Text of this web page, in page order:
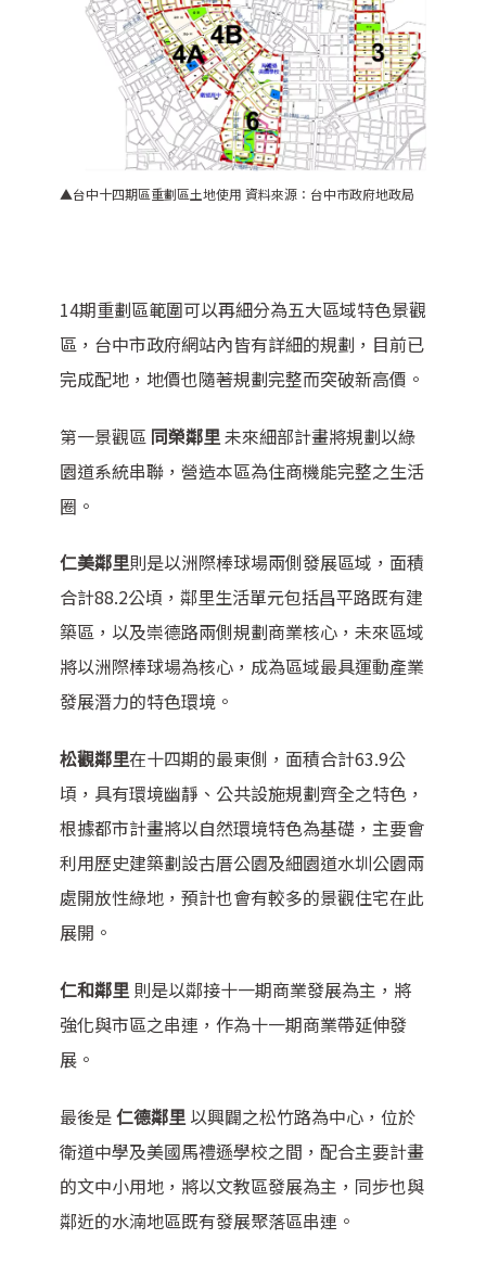
▲台中十四期區重劃區土地使用 資料來源：台中市政府地政局
14期重劃區範圍可以再細分為五大區域特色景觀
區，台中市政府網站內皆有詳細的規劃，目前已
完成配地，地價也隨著規劃完整而突破新高價。
第一景觀區 同榮鄰里未來細部計畫將規劃以綠
園道系統串聯，營造本區為住商機能完整之生活
圈。
仁美鄰里則是以洲際棒球場兩側發展區域，面積
合計88.2公頃，鄰里生活單元包括昌平路既有建
築區，以及崇德路兩側規劃商業核心，未來區域
將以洲際棒球場為核心，成為區域最具運動產業
發展潛力的特色環境。
松觀鄰里在十四期的最東側，面積合計63.9公
頃，具有環境幽靜、公共設施規劃齊全之特色，
根據都市計畫將以自然環境特色為基礎，主要會
利用歷史建築劃設古厝公園及細園道水圳公園兩
處開放性綠地，預計也會有較多的景觀住宅在此
展開。
仁和鄰里 則是以鄰接十一期商業發展為主，將
強化與市區之串連，作為十一期商業帶延伸發
展。
最後是仁德鄰里 以興闢之松竹路為中心，位於
衛道中學及美國馬禮遜學校之間，配合主要計畫
的文中小用地，將以文教區發展為主，同步也與
鄰近的水湳地區既有發展聚落區串連。